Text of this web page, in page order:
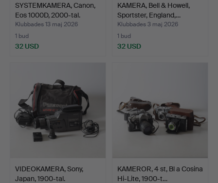
SYSTEMKAMERA, Canon,
Eos 1000D, 2000-tal.
Klubbades 13 maj 2026
1 bud
32 USD
KAMERA, Bell & Howell,
Sportster, England,…
Klubbades 3 maj 2026
1 bud
32 USD
VIDEOKAMERA, Sony,
Japan, 1900-tal.
KAMEROR, 4 st, Bl a Cosina
Hi-Lite, 1900-t…